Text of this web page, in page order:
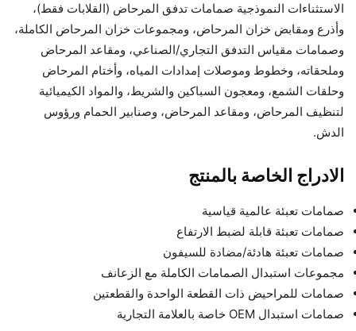
الاستثناءات النموذجية صمامات تدفق المرحاض (القلابات فقط)،
وأذرع ومقابض خزان المرحاض، ومجموعات خزان المرحاض الكاملة،
وصمامات مقياس التدفق التجاري/الصناعي، ومقاعد المرحاض
وملحقاته، وخطوط وموصلات إمدادات المياه، وأختام المرحاض
وحلقات الشمع، ومعجون السباكين والشريط، والمواد الكيميائية
لتنظيف المرحاض، ومقاعد المرحاض، وصنابير الحمام ورؤوس
الدش.
الادراج الخاصة بالمنتج
صمامات تعبئة عالمية قياسية
صمامات تعبئة قابلة لضبط الارتفاع
صمامات تعبئة هادئة/مضادة للسيفون
مجموعات استبدال الصمامات الكاملة مع الزعانف
صمامات للمراحيض ذات القطعة الواحدة والقطعتين
صمامات استبدال OEM خاصة بالعلامة التجارية